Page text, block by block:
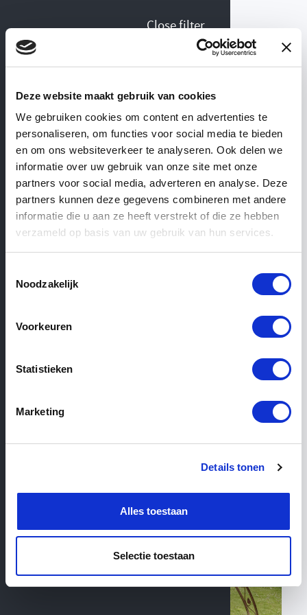
Deze website maakt gebruik van cookies
We gebruiken cookies om content en advertenties te
personaliseren, om functies voor social media te bieden
en om ons websiteverkeer te analyseren. Ook delen we
informatie over uw gebruik van onze site met onze
partners voor social media, adverteren en analyse. Deze
partners kunnen deze gegevens combineren met andere
informatie die u aan ze heeft verstrekt of die ze hebben
verzameld op basis van uw gebruik van hun services.
Noodzakelijk
Voorkeuren
Statistieken
Marketing
Details tonen
Alles toestaan
Selectie toestaan
WEBSHOP— ’T ACHTERHUIS
Pavilion arbors
Close filter
Collection Pavilion arbors
View similar categories